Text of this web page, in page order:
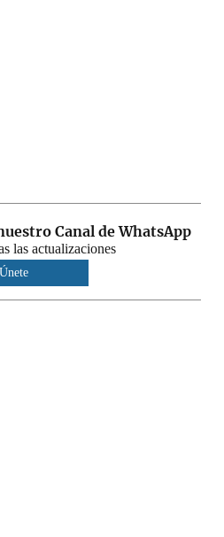
Canal de WhatsApp
las actualizaciones
Únete